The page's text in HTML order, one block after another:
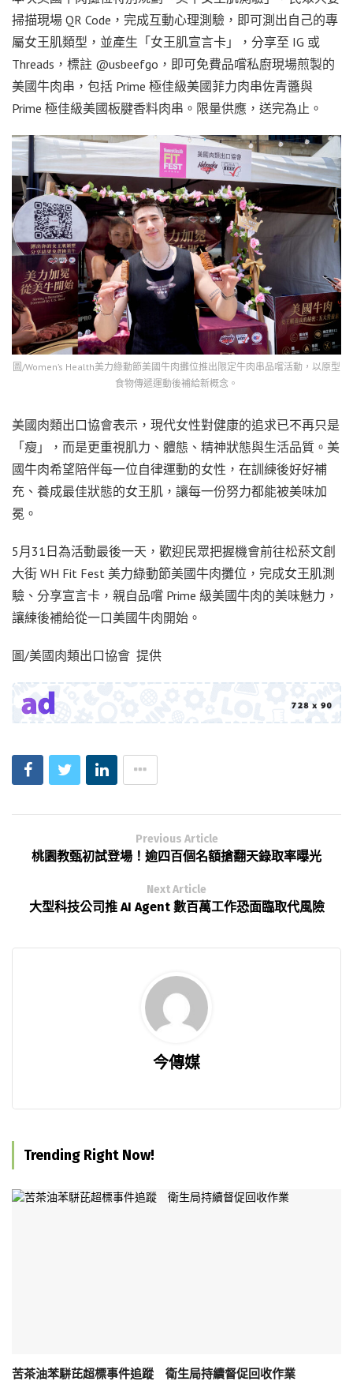
掃描現場 QR Code，完成互動心理測驗，即可測出自己的專
屬女王肌類型，並產生「女王肌宣言卡」，分享至 IG 或
Threads，標註 @usbeefgo，即可免費品嚐私廚現場煎製的
美國牛肉串，包括 Prime 極佳級美國菲力肉串佐青醬與
Prime 極佳級美國板腱香料肉串。限量供應，送完為止。
圖/Women’s Health美力綠動節美國牛肉攤位推出限定牛肉串品嚐活動，以原型
食物傳遞運動後補給新概念。
美國肉類出口協會表示，現代女性對健康的追求已不再只是
「瘦」，而是更重視肌力、體態、精神狀態與生活品質。美
國牛肉希望陪伴每一位自律運動的女性，在訓練後好好補
充、養成最佳狀態的女王肌，讓每一份努力都能被美味加
冕。
5月31日為活動最後一天，歡迎民眾把握機會前往松菸文創
大街 WH Fit Fest 美力綠動節美國牛肉攤位，完成女王肌測
驗、分享宣言卡，親自品嚐 Prime 級美國牛肉的美味魅力，
讓練後補給從一口美國牛肉開始。
圖/美國肉類出口協會 提供
Previous Article
桃園教甄初試登場！逾四百個名額搶翻天錄取率曝光
Next Article
大型科技公司推 AI Agent 數百萬工作恐面臨取代風險
今傳媒
Trending Right Now!
苦茶油苯駢芘超標事件追蹤 衛生局持續督促回收作業